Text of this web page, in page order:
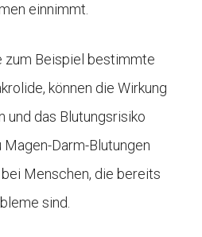
einnimmt.
zum Beispiel bestimmte
können die Wirkung
und das Blutungsrisiko
Magen-Darm-Blutungen
Menschen, die bereits
sind.